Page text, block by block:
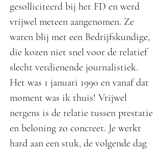
gesolliciteerd bij het FD en werd
vrijwel meteen aangenomen. Ze
waren blij met een Bedrijfskundige,
die kozen niet snel voor de relatief
slecht verdienende journalistiek.
Het was 1 januari 1990 en vanaf dat
moment was ik thuis! Vrijwel
nergens is de relatie tussen prestatie
en beloning zo concreet. Je werkt
hard aan een stuk, de volgende dag